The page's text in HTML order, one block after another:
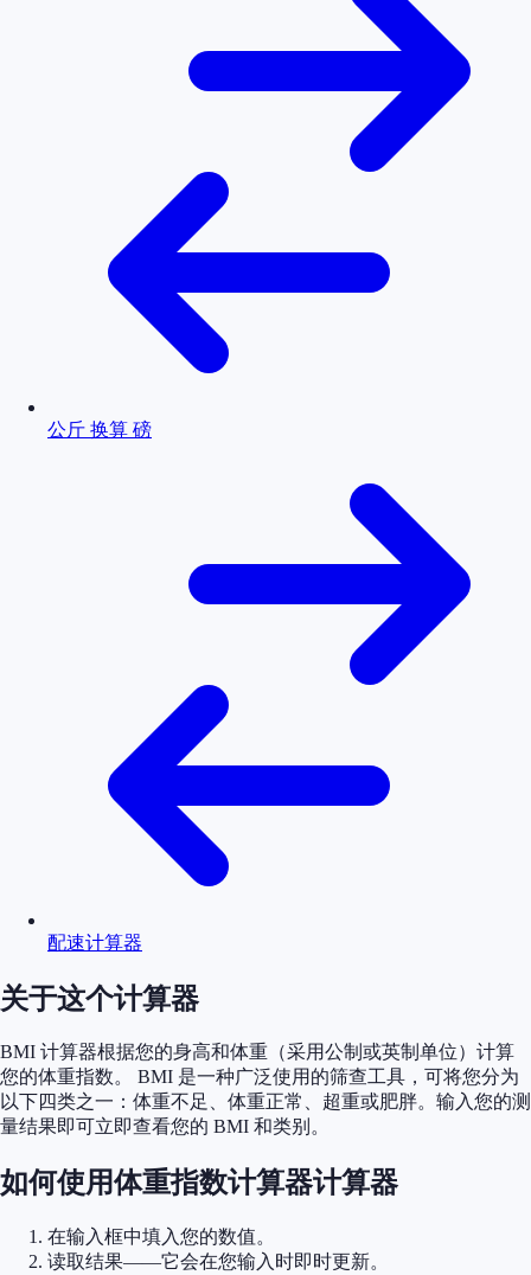
公斤 换算 磅
配速计算器
关于这个计算器
BMI 计算器根据您的身高和体重（采用公制或英制单位）计算
您的体重指数。 BMI 是一种广泛使用的筛查工具，可将您分为
以下四类之一：体重不足、体重正常、超重或肥胖。输入您的测
量结果即可立即查看您的 BMI 和类别。
如何使用体重指数计算器计算器
在输入框中填入您的数值。
读取结果——它会在您输入时即时更新。